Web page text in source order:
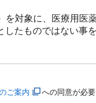
を対象に、医療用医
たものではない事
ご案内 への同意が必要